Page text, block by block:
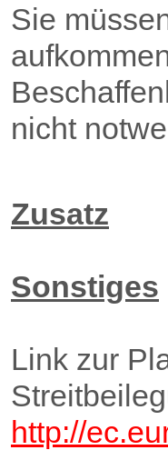
Sie
nicht
Zusatz
Sonstiges
Link zur
http://